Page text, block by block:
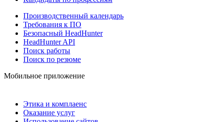
Производственный календарь
Требования к ПО
Безопасный HeadHunter
HeadHunter API
Поиск работы
Поиск по резюме
Мобильное приложение
Этика и комплаенс
Оказание услуг